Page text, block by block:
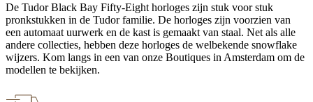
De Tudor Black Bay Fifty-Eight horloges zijn stuk voor stuk
pronkstukken in de Tudor familie. De horloges zijn voorzien van
een automaat uurwerk en de kast is gemaakt van staal. Net als alle
andere collecties, hebben deze horloges de welbekende snowflake
wijzers. Kom langs in een van onze Boutiques in Amsterdam om de
modellen te bekijken.